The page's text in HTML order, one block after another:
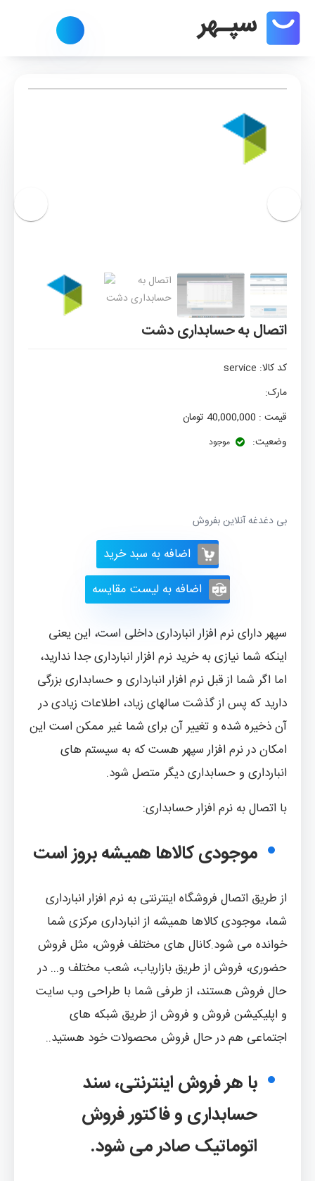
اتصال به حسابداری دشت
کد کالا: service
مارک:
قیمت : 40,000,000 تومان
وضعیت:
موجود
بی دغدغه آنلاین بفروش
اضافه به سبد خرید
اضافه به لیست مقایسه
سپهر دارای نرم افزار انبارداری داخلی است، این یعنی
اینکه شما نیازی به خرید نرم افزار انبارداری جدا ندارید،
اما اگر شما از قبل نرم افزار انبارداری و حسابداری بزرگی
دارید که پس از گذشت سالهای زیاد، اطلاعات زیادی در
آن ذخیره شده و تغییر آن برای شما غیر ممکن است این
امکان در نرم افزار سپهر هست که به سیستم های
انبارداری و حسابداری دیگر متصل شود.
با اتصال به نرم افزار حسابداری:
موجودی کالاها همیشه بروز است
از طریق اتصال فروشگاه اینترنتی به نرم افزار انبارداری
شما، موجودی کالاها همیشه از انبارداری مرکزی شما
خوانده می شود.کانال های مختلف فروش، مثل فروش
حضوری، فروش از طریق بازاریاب، شعب مختلف و... در
حال فروش هستند، از طرفی شما با طراحی وب سایت
و اپلیکیشن فروش و فروش از طریق شبکه های
اجتماعی هم در حال فروش محصولات خود هستید..
با هر فروش اینترنتی، سند
حسابداری و فاکتور فروش
اتوماتیک صادر می شود.